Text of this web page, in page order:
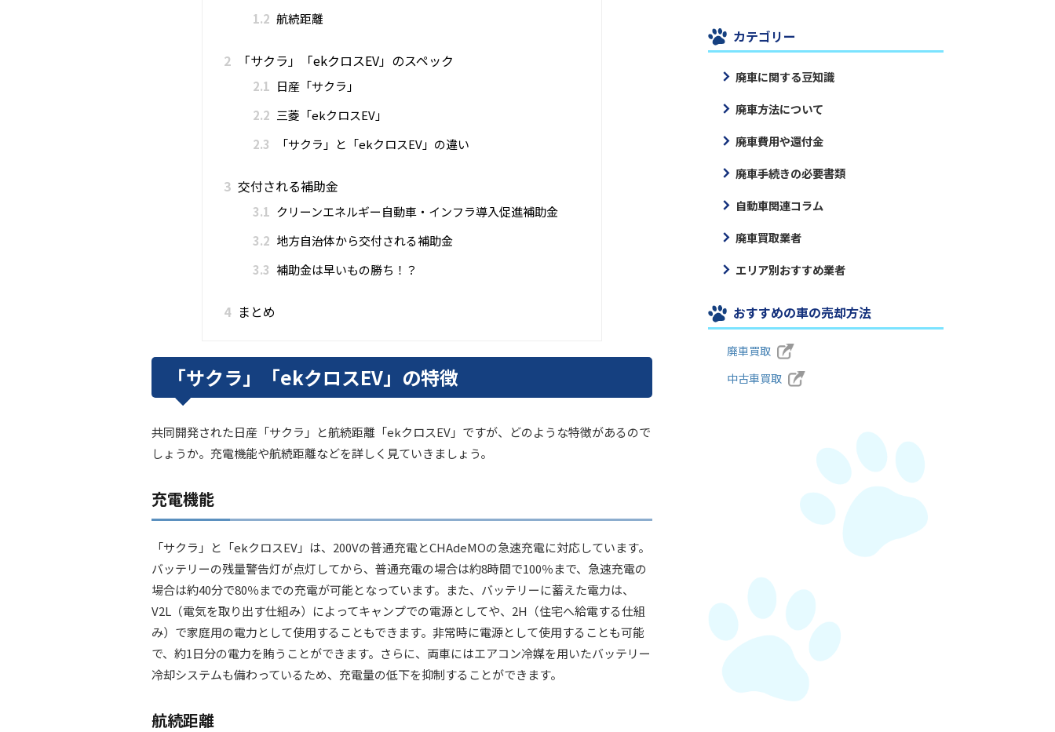
1.2 航続距離
2 「サクラ」「ekクロスEV」のスペック
2.1 日産「サクラ」
2.2 三菱「ekクロスEV」
2.3
「サクラ」と「ekクロスEV」の違い
3 交付される補助金
3.1 クリーンエネルギー自動車・インフラ導入促進補助金
3.2 地方自治体から交付される補助金
3.3 補助金は早いもの勝ち！？
4 まとめ
「サクラ」「ekクロスEV」の特徴
共同開発された日産「サクラ」と航続距離「ekクロスEV」ですが、どのような特徴があるので
しょうか。充電機能や航続距離などを詳しく見ていきましょう。
充電機能
「サクラ」と「ekクロスEV」は、200Vの普通充電とCHAdeMOの急速充電に対応しています。
バッテリーの残量警告灯が点灯してから、普通充電の場合は約8時間で100％まで、急速充電の
場合は約40分で80％までの充電が可能となっています。また、バッテリーに蓄えた電力は、
V2L（電気を取り出す仕組み）によってキャンプでの電源としてや、2H（住宅へ給電する仕組
み）で家庭用の電力として使用することもできます。非常時に電源として使用することも可能
で、約1日分の電力を賄うことができます。さらに、両車にはエアコン冷媒を用いたバッテリー
冷却システムも備わっているため、充電量の低下を抑制することができます。
航続距離
カテゴリー
廃車に関する豆知識
廃車方法について
廃車費用や還付金
廃車手続きの必要書類
自動車関連コラム
廃車買取業者
エリア別おすすめ業者
おすすめの車の売却方法
廃車買取
中古車買取